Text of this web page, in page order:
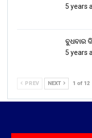
5 years
ବୁଧବାର
5 years
PREV NEXT 1 of 12